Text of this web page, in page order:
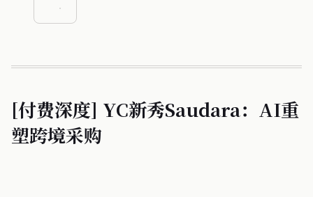
[付费深度] YC新秀Saudara：AI重
塑跨境采购